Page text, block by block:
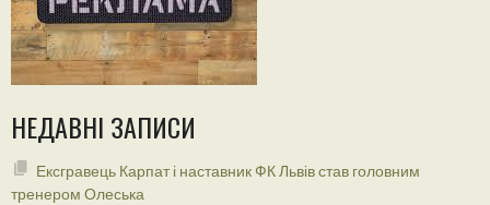
НЕДАВНІ ЗАПИСИ
Ексгравець Карпат і наставник ФК Львів став головним
тренером Олеська